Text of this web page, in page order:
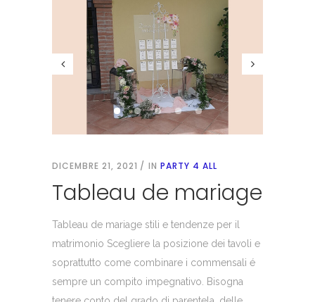
DICEMBRE 21, 2021 IN PARTY 4 ALL
Tableau de mariage
Tableau de mariage stili e tendenze per il
matrimonio Scegliere la posizione dei tavoli e
soprattutto come combinare i commensali é
sempre un compito impegnativo. Bisogna